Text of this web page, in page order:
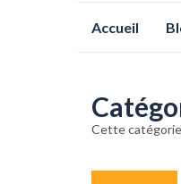
Accueil
Cette catégorie